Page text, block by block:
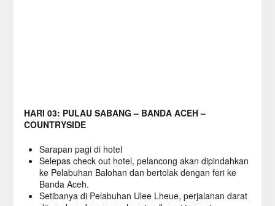
HARI 03: PULAU SABANG – BANDA ACEH –
COUNTRYSIDE
Sarapan pagi di hotel
Selepas check out hotel, pelancong akan dipindahkan
ke Pelabuhan Balohan dan bertolak dengan feri ke
Banda Aceh.
Setibanya di Pelabuhan Ulee Lheue, perjalanan darat